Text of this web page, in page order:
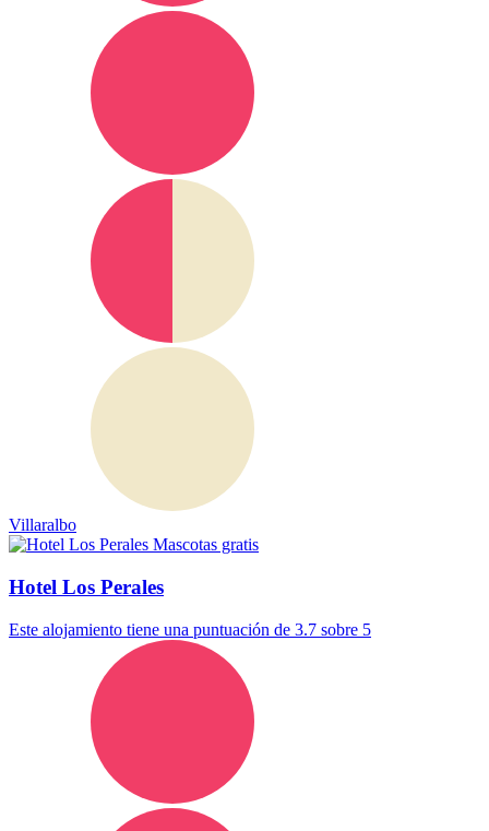
Villaralbo
Mascotas gratis
Hotel Los Perales
Este alojamiento tiene una puntuación de 3.7 sobre 5